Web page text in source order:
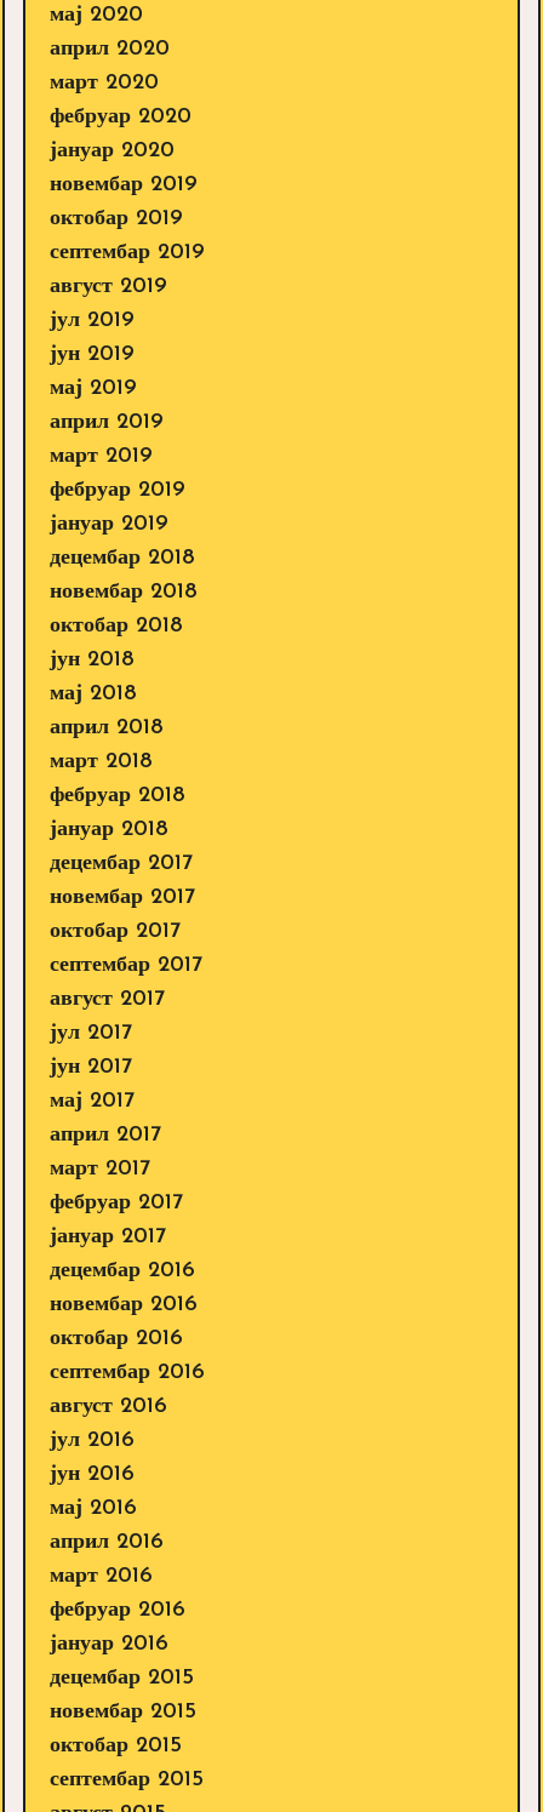
мај 2020
април 2020
март 2020
фебруар 2020
јануар 2020
новембар 2019
октобар 2019
септембар 2019
август 2019
јул 2019
јун 2019
мај 2019
април 2019
март 2019
фебруар 2019
јануар 2019
децембар 2018
новембар 2018
октобар 2018
јун 2018
мај 2018
април 2018
март 2018
фебруар 2018
јануар 2018
децембар 2017
новембар 2017
октобар 2017
септембар 2017
август 2017
јул 2017
јун 2017
мај 2017
април 2017
март 2017
фебруар 2017
јануар 2017
децембар 2016
новембар 2016
октобар 2016
септембар 2016
август 2016
јул 2016
јун 2016
мај 2016
април 2016
март 2016
фебруар 2016
јануар 2016
децембар 2015
новембар 2015
октобар 2015
септембар 2015